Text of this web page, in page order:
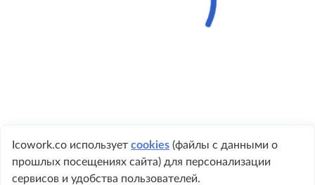
Icowork.co использует cookies (файлы с данными о
прошлых посещениях сайта) для персонализации
сервисов и удобства пользователей.
+1 984 219 8362